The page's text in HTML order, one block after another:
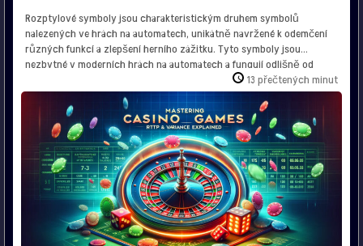
Rozptylové symboly jsou charakteristickým druhem symbolů
nalezených ve hrách na automatech, unikátně navržené k odemčení
různých funkcí a zlepšení herního zážitku. Tyto symboly jsou
nezbytné v moderních hrách na automatech a fungují odlišně od
standardních symbolů, které obvykle musí být zarovnány na výherní
linii k udělení výher. Funkčnost rozptylových symbolů Rozptylové
symboly jsou oslavovány pro […]
13 přečtených minut